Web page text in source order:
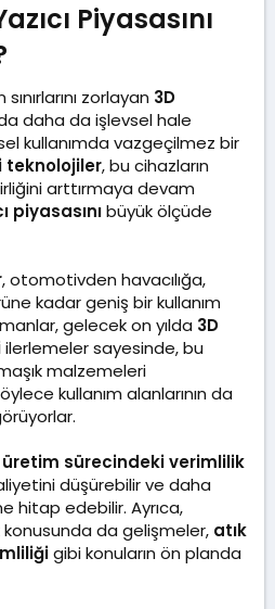
Piyasasını
zorlayan 3D
daha da işlevsel hale
kullanımda vazgeçilmez bir
teknolojiler, bu cihazların
arttırmaya devam
piyasasınıbüyük ölçüde
, otomotivden havacılığa,
kadar geniş bir kullanım
gelecek on yılda 3D
ilerlemeler sayesinde, bu
malzemeleri
kullanım alanlarının da
üretim sürecindeki verimlilik
düşürebilir ve daha
hitap edebilir. Ayrıca,
da gelişmeler, atık
gibi konuların ön planda